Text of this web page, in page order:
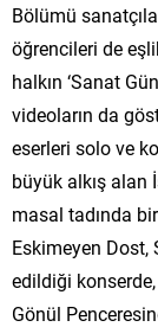
Bölümü
öğrencileri de
halkın ‘Sanat
videoların da
eserleri solo ve
büyük alkış alan
masal tadında
Eskimeyen Dost,
edildiği
Gönül